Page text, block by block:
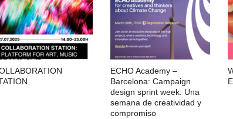
ECHO Academy –
Barcelona: Campaign
design sprint week: Una
semana de creatividad y
compromiso